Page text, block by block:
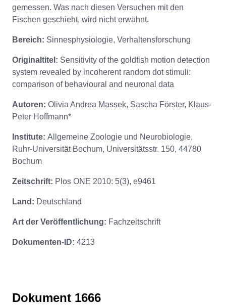
gemessen. Was nach diesen Versuchen mit den
Fischen geschieht, wird nicht erwähnt.
Bereich: Sinnesphysiologie, Verhaltensforschung
Originaltitel: Sensitivity of the goldfish motion detection
system revealed by incoherent random dot stimuli:
comparison of behavioural and neuronal data
Autoren: Olivia Andrea Massek, Sascha Förster, Klaus-
Peter Hoffmann*
Institute: Allgemeine Zoologie und Neurobiologie,
Ruhr-Universität Bochum, Universitätsstr. 150, 44780
Bochum
Zeitschrift: Plos ONE 2010: 5(3), e9461
Land: Deutschland
Art der Veröffentlichung: Fachzeitschrift
Dokumenten-ID: 4213
Dokument 1666